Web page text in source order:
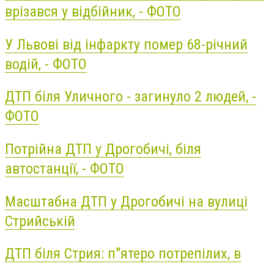
врізався у відбійник, - ФОТО
У Львові від інфаркту помер 68-річний
водій, - ФОТО
ДТП біля Уличного - загинуло 2 людей, -
ФОТО
Потрійна ДТП у Дрогобичі, біля
автостанції, - ФОТО
Масштабна ДТП у Дрогобичі на вулиці
Стрийській
ДТП біля Стрия: п"ятеро потрепілих, в